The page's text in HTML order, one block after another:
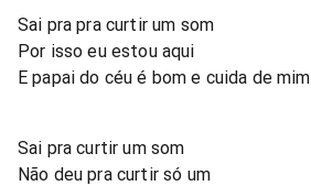
Sai pra pra curtir um som
Por isso eu estou aqui
E papai do céu é bom e cuida de mim
Sai pra curtir um som
Não deu pra curtir só um